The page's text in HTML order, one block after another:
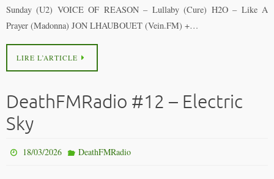
Sunday (U2) VOICE OF REASON – Lullaby (Cure) H2O – Like A
Prayer (Madonna) JON LHAUBOUET (Vein.FM) +…
LIRE L’ARTICLE
DeathFMRadio #12 – Electric
Sky
18/03/2026 DeathFMRadio